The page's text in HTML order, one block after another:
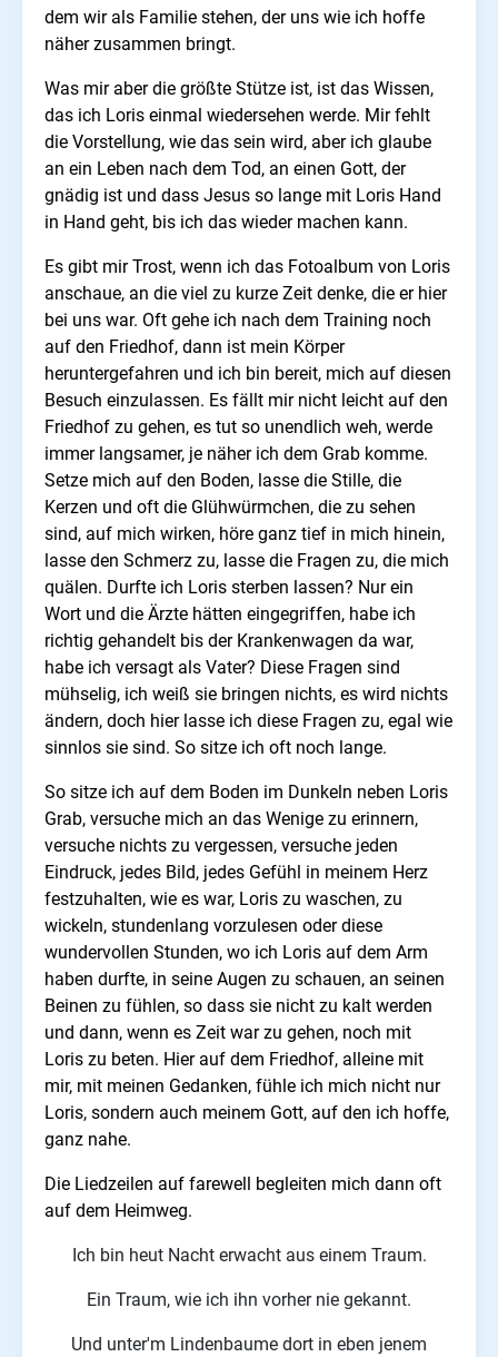
dem wir als Familie stehen, der uns wie ich hoffe
näher zusammen bringt.
Was mir aber die größte Stütze ist, ist das Wissen,
das ich Loris einmal wiedersehen werde. Mir fehlt
die Vorstellung, wie das sein wird, aber ich glaube
an ein Leben nach dem Tod, an einen Gott, der
gnädig ist und dass Jesus so lange mit Loris Hand
in Hand geht, bis ich das wieder machen kann.
Es gibt mir Trost, wenn ich das Fotoalbum von Loris
anschaue, an die viel zu kurze Zeit denke, die er hier
bei uns war. Oft gehe ich nach dem Training noch
auf den Friedhof, dann ist mein Körper
heruntergefahren und ich bin bereit, mich auf diesen
Besuch einzulassen. Es fällt mir nicht leicht auf den
Friedhof zu gehen, es tut so unendlich weh, werde
immer langsamer, je näher ich dem Grab komme.
Setze mich auf den Boden, lasse die Stille, die
Kerzen und oft die Glühwürmchen, die zu sehen
sind, auf mich wirken, höre ganz tief in mich hinein,
lasse den Schmerz zu, lasse die Fragen zu, die mich
quälen. Durfte ich Loris sterben lassen? Nur ein
Wort und die Ärzte hätten eingegriffen, habe ich
richtig gehandelt bis der Krankenwagen da war,
habe ich versagt als Vater? Diese Fragen sind
mühselig, ich weiß sie bringen nichts, es wird nichts
ändern, doch hier lasse ich diese Fragen zu, egal wie
sinnlos sie sind. So sitze ich oft noch lange.
So sitze ich auf dem Boden im Dunkeln neben Loris
Grab, versuche mich an das Wenige zu erinnern,
versuche nichts zu vergessen, versuche jeden
Eindruck, jedes Bild, jedes Gefühl in meinem Herz
festzuhalten, wie es war, Loris zu waschen, zu
wickeln, stundenlang vorzulesen oder diese
wundervollen Stunden, wo ich Loris auf dem Arm
haben durfte, in seine Augen zu schauen, an seinen
Beinen zu fühlen, so dass sie nicht zu kalt werden
und dann, wenn es Zeit war zu gehen, noch mit
Loris zu beten. Hier auf dem Friedhof, alleine mit
mir, mit meinen Gedanken, fühle ich mich nicht nur
Loris, sondern auch meinem Gott, auf den ich hoffe,
ganz nahe.
Die Liedzeilen auf farewell begleiten mich dann oft
auf dem Heimweg.
Ich bin heut Nacht erwacht aus einem Traum.
Ein Traum, wie ich ihn vorher nie gekannt.
Und unter'm Lindenbaume dort in eben jenem